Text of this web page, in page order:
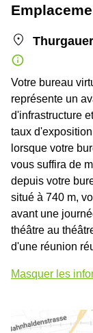
Votre bureau
représente un
d'infrastructure
taux
lorsque votre
vous suffira de
depuis votre
situé à 740 m,
avant une
théâtre au
d'une réunion
Masquer les